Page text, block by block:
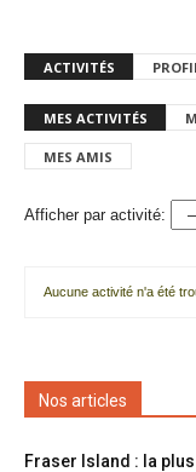
ACTIVITÉS
MES ACTIVITÉS
MES AMIS
Afficher par activité:
Aucune activité n'a été
Nos articles
Fraser Island : la